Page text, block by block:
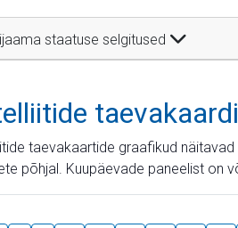
staatuse selgitused
taevakaartide graafikud
põhjal. Kuupäevade paneelist on